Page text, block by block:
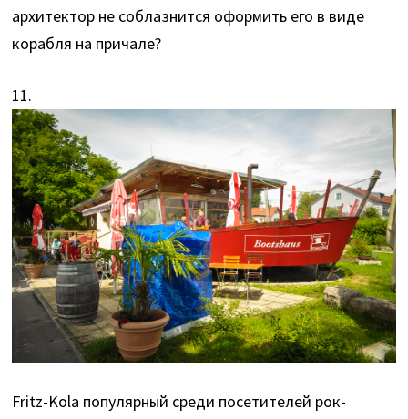
архитектор не соблазнится оформить его в виде
корабля на причале?
11.
Fritz-Kola популярный среди посетителей рок-